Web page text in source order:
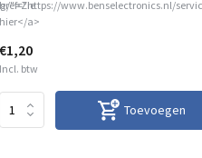
">Zie
href="https://www.benselectronics.nl/
hier</a>
€1,20
Incl. btw
Toevoegen